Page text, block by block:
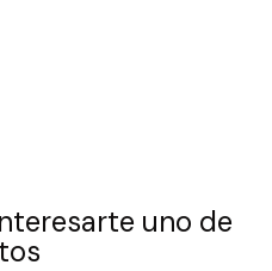
uno de